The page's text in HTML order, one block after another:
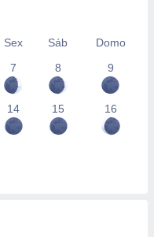
Sex Sáb
Domo
7
8 9
14 15 16